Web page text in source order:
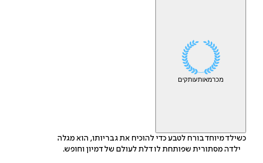
מכרמאותעותקים
כשילד מיוחד בורח לטבע כדי להוכיח את גבריותו, הוא מגלה
ילדה מסתורית שפותחת לו דלת לעולם של דמיון וחופש.